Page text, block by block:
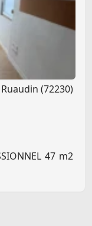
(72230)
47 m2